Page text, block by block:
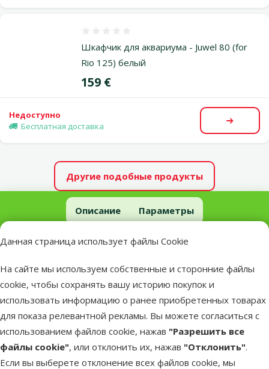
Данная страница использует файлы Cookie
На сайте мы используем собственные и сторонние файлы
cookie, чтобы сохранять вашу историю покупок и
использовать информацию о ранее приобретенных товарах
для показа релевантной рекламы. Вы можете согласиться с
использованием файлов cookie, нажав "Разрешить все
файлы cookie", или отклонить их, нажав "Отклонить".
Если вы выберете отклонение всех файлов cookie, мы
Шкафчик для аквариума - Juwel 80 (for
Rio 125) белый
Цена
159 €
Недоступно
Бесплатная доставка
Другие подобные продукты
Шкафчик для аквариума - Juwel 180 (for Vision 180) buk
Описание Параметры
В начало страницы
Высококачественный шкаф под аквариум, используется для
хранения фильтров и другиx принадлежностей,
необходимых для правильной работы аквариума. Все
аксессуары спрятаны и поэтому не портят общее
впечатление.
Размер: 92x41x73 см.